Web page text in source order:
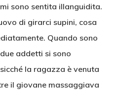
sono sentita illanguidita.
di girarci supini, cosa
Quando sono
addetti si sono
la ragazza è venuta
il giovane massaggiava